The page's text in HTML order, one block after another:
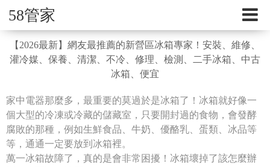
58管家
【2026最新】網友最推薦的新營區冰箱專家！安裝、維修、
灌冷媒、保養、清潔、不冷、修理、檢測、二手冰箱、中古
冰箱、便宜
家中電器那麼多，最重要的莫過於是冰箱了！冰箱就好像一
個大型的冷凍或冷藏的儲藏室，只要開封過的食物，會發酵
腐敗的那種，例如生鮮食品、牛奶、優酪乳、蛋類、冰品等
等，通通一定要放到冰箱裡。
萬一冰箱故障了，真的是會非常困擾！冰箱壞掉了該怎麼辦